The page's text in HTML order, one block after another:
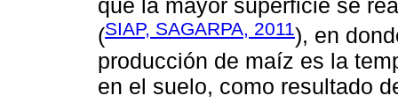
que la mayor superficie se
(SIAP, SAGARPA, 2011), en
producción de maíz es la
en el suelo, como resultado